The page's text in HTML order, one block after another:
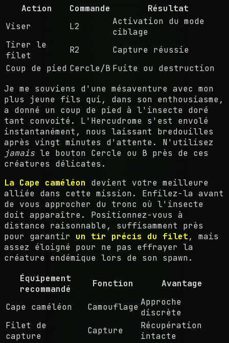
Action
Commande
Résultat
Viser
L2
Activation du mode
ciblage
Tirer le
filet
R2
Capture réussie
Coup de pied Cercle/B Fuite ou destruction
Je me souviens d'une mésaventure avec mon
plus jeune fils qui, dans son enthousiasme,
a donné un coup de pied à l'insecte doré
tant convoité. L'Hercudrome s'est envolé
instantanément, nous laissant bredouilles
après vingt minutes d'attente. N'utilisez
jamais le bouton Cercle ou B près de ces
créatures délicates.
La Cape caméléon devient votre meilleure
alliée dans cette mission. Enfilez-la avant
de vous approcher du tronc où l'insecte
doit apparaître. Positionnez-vous à
distance raisonnable, suffisamment près
pour garantir un tir précis du filet, mais
assez éloigné pour ne pas effrayer la
créature endémique lors de son spawn.
Équipement
recommandé
Fonction Avantage
Cape caméléon Camouflage Approche
discrète
Filet de
capture
Capture
Récupération
intacte